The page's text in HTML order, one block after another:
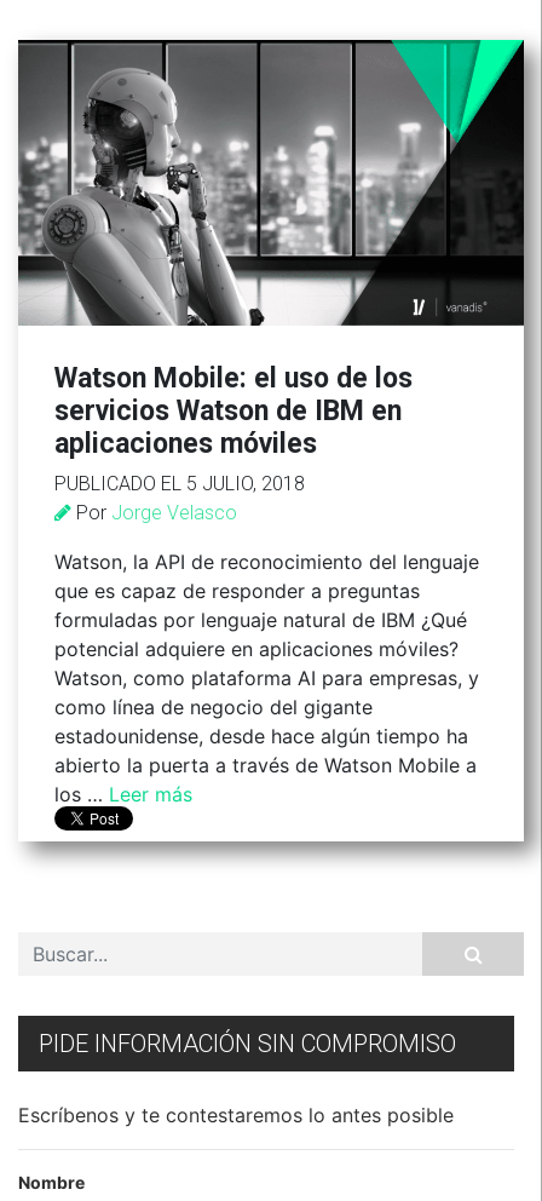
Watson Mobile: el uso de los
servicios Watson de IBM en
aplicaciones móviles
PUBLICADO EL 5 JULIO, 2018
Por Jorge Velasco
Watson, la API de reconocimiento del lenguaje
que es capaz de responder a preguntas
formuladas por lenguaje natural de IBM ¿Qué
potencial adquiere en aplicaciones móviles?
Watson, como plataforma AI para empresas, y
como línea de negocio del gigante
estadounidense, desde hace algún tiempo ha
abierto la puerta a través de Watson Mobile a
los … Leer más
PIDE INFORMACIÓN SIN COMPROMISO
Escríbenos y te contestaremos lo antes posible
Nombre